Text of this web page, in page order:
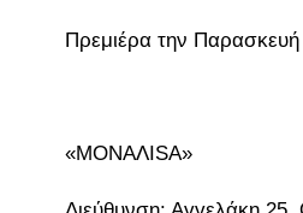
Πρεμιέρα την
«MONAΛISA»